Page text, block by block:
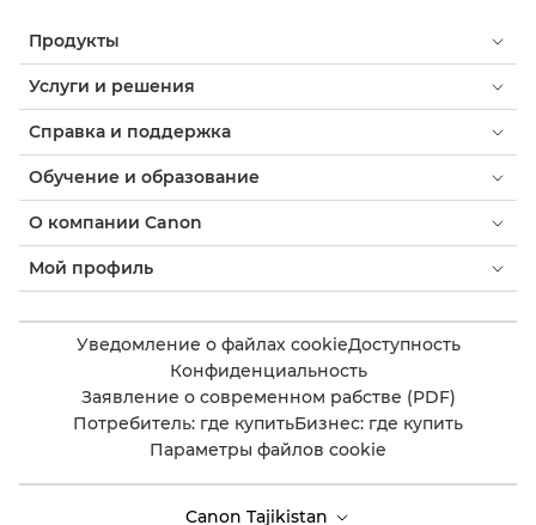
Продукты
Услуги и решения
Справка и поддержка
Обучение и образование
О компании Canon
Мой профиль
Уведомление о файлах cookieДоступность
Конфиденциальность
Заявление о современном рабстве (PDF)
Потребитель: где купитьБизнес: где купить
Параметры файлов cookie
Canon Tajikistan